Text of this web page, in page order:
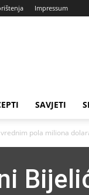
Impressum
SAVJETI
pola miliona